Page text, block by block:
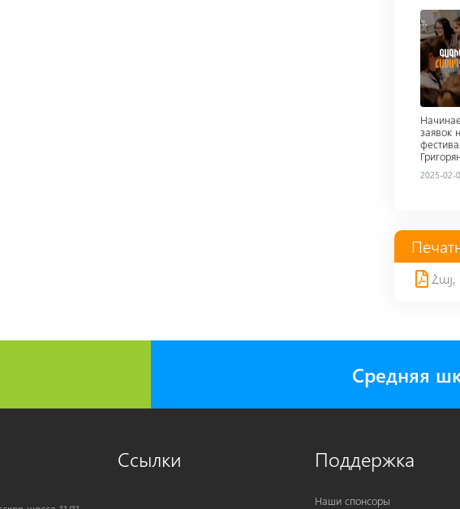
Read
заявок
2025-02-
Հայ,
Средняя
Ссылки Поддержка
Наши спонсоры